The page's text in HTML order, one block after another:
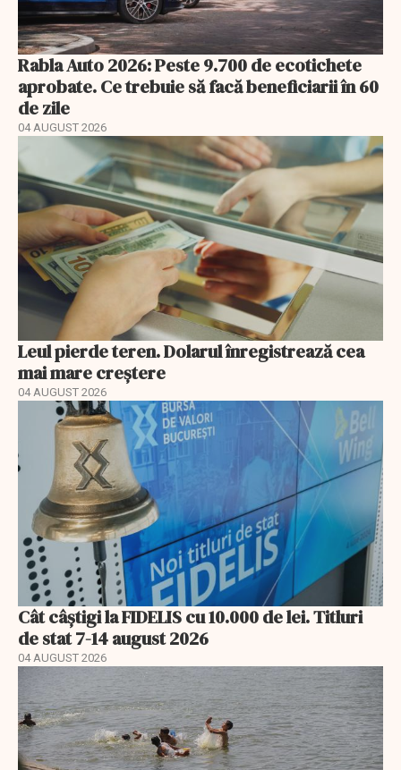
Rabla Auto 2026: Peste 9.700 de ecotichete
aprobate. Ce trebuie să facă beneficiarii în 60
de zile
04 AUGUST 2026
Leul pierde teren. Dolarul înregistrează cea
mai mare creștere
04 AUGUST 2026
Cât câștigi la FIDELIS cu 10.000 de lei. Titluri
de stat 7-14 august 2026
04 AUGUST 2026